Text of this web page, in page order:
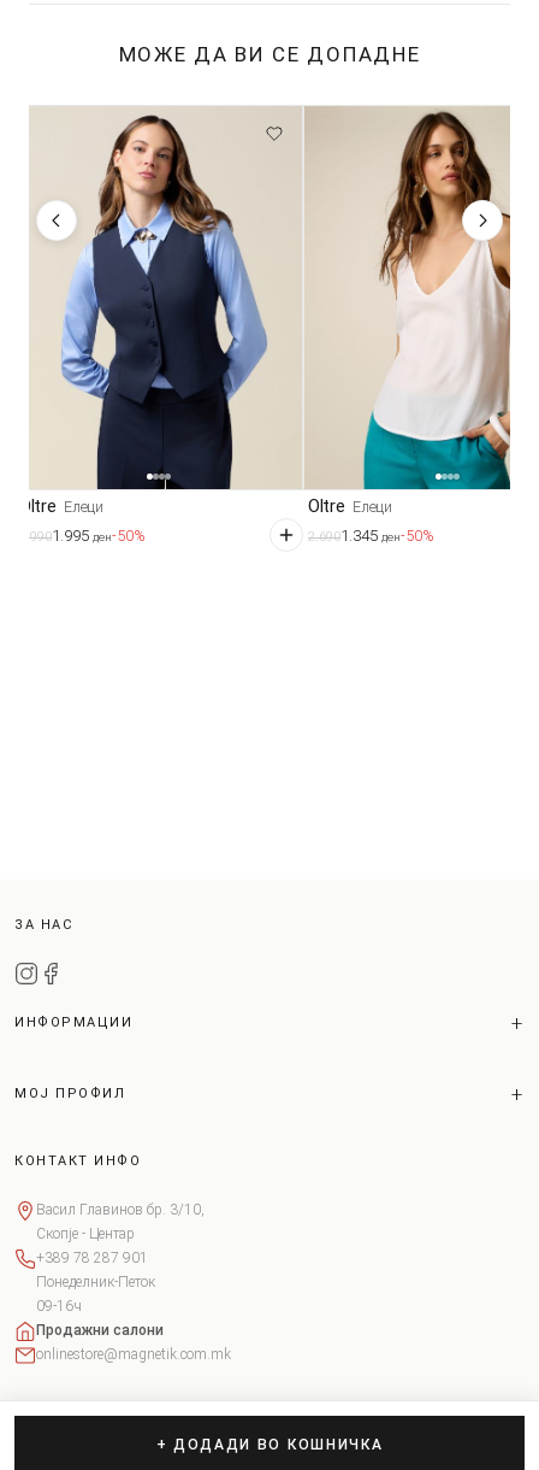
+ ДОДАДИ ВО КОШНИЧКА
МОЖЕ ДА ВИ СЕ ДОПАДНЕ
Oltre Елеци
3.9901.995 ден-50%
Oltre Елеци
2.6901.345 ден-50%
ЗА НАС
ИНФОРМАЦИИ
МОЈ ПРОФИЛ
КОНТАКТ ИНФО
Васил Главинов бр. 3/10,
Скопје - Центар
+389 78 287 901
Понеделник-Петок
09-16ч
Продажни салони
onlinestore@magnetik.com.mk
Copyright © 2026 Magnetik. Сите права задржани. Поставки за колачиња